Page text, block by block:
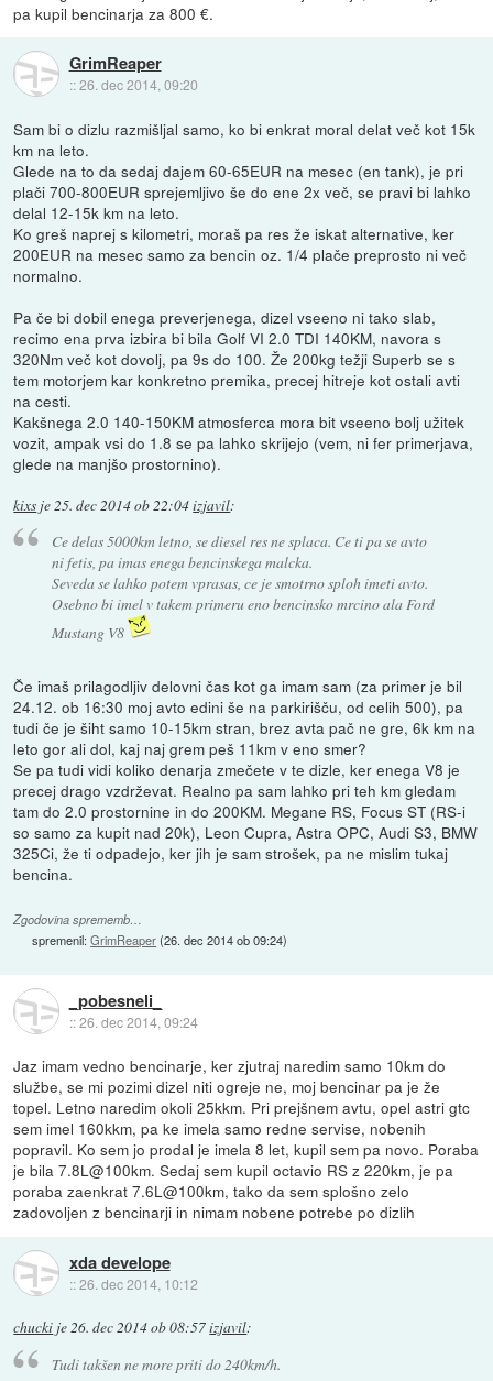
pa kupil bencinarja za 800 €.
GrimReaper
::26. dec 2014, 09:20
Sam bi o dizlu razmišljal samo, ko bi enkrat moral delat več kot 15k
km na leto.
Glede na to da sedaj dajem 60-65EUR na mesec (en tank), je pri
plači 700-800EUR sprejemljivo še do ene 2x več, se pravi bi lahko
delal 12-15k km na leto.
Ko greš naprej s kilometri, moraš pa res že iskat alternative, ker
200EUR na mesec samo za bencin oz. 1/4 plače preprosto ni več
normalno.
Pa če bi dobil enega preverjenega, dizel vseeno ni tako slab,
recimo ena prva izbira bi bila Golf VI 2.0 TDI 140KM, navora s
320Nm več kot dovolj, pa 9s do 100. Že 200kg težji Superb se s
tem motorjem kar konkretno premika, precej hitreje kot ostali avti
na cesti.
Kakšnega 2.0 140-150KM atmosferca mora bit vseeno bolj užitek
vozit, ampak vsi do 1.8 se pa lahko skrijejo (vem, ni fer primerjava,
glede na manjšo prostornino).
kixs je25. dec 2014 ob 22:04izjavil:
Ce delas 5000km letno, se diesel res ne splaca. Ce ti pa se avto
ni fetis, pa imas enega bencinskega malcka.
Seveda se lahko potem vprasas, ce je smotrno sploh imeti avto.
Osebno bi imel v takem primeru eno bencinsko mrcino ala Ford
Mustang V8
Če imaš prilagodljiv delovni čas kot ga imam sam (za primer je bil
24.12. ob 16:30 moj avto edini še na parkirišču, od celih 500), pa
tudi če je šiht samo 10-15km stran, brez avta pač ne gre, 6k km na
leto gor ali dol, kaj naj grem peš 11km v eno smer?
Se pa tudi vidi koliko denarja zmečete v te dizle, ker enega V8 je
precej drago vzdrževat. Realno pa sam lahko pri teh km gledam
tam do 2.0 prostornine in do 200KM. Megane RS, Focus ST (RS-i
so samo za kupit nad 20k), Leon Cupra, Astra OPC, Audi S3, BMW
325Ci, že ti odpadejo, ker jih je sam strošek, pa ne mislim tukaj
bencina.
Zgodovina sprememb…
spremenil:GrimReaper(26. dec 2014 ob 09:24)
_pobesneli_
::26. dec 2014, 09:24
Jaz imam vedno bencinarje, ker zjutraj naredim samo 10km do
službe, se mi pozimi dizel niti ogreje ne, moj bencinar pa je že
topel. Letno naredim okoli 25kkm. Pri prejšnem avtu, opel astri gtc
sem imel 160kkm, pa ke imela samo redne servise, nobenih
popravil. Ko sem jo prodal je imela 8 let, kupil sem pa novo. Poraba
je bila 7.8L@100km. Sedaj sem kupil octavio RS z 220km, je pa
poraba zaenkrat 7.6L@100km, tako da sem splošno zelo
zadovoljen z bencinarji in nimam nobene potrebe po dizlih
xda develope
::26. dec 2014, 10:12
chucki je26. dec 2014 ob 08:57izjavil:
Tudi takšen ne more priti do 240km/h.